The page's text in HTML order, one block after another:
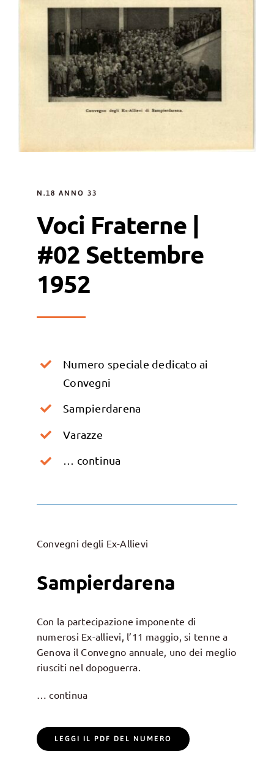
N.18 ANNO 33
Voci Fraterne |
#02 Settembre
1952
Numero speciale dedicato ai
Convegni
Sampierdarena
Varazze
… continua
Convegni degli Ex-Allievi
Sampierdarena
Con la partecipazione imponente di
numerosi Ex-allievi, l’11 maggio, si tenne a
Genova il Convegno annuale, uno dei meglio
riusciti nel dopoguerra.
… continua
LEGGI IL PDF DEL NUMERO